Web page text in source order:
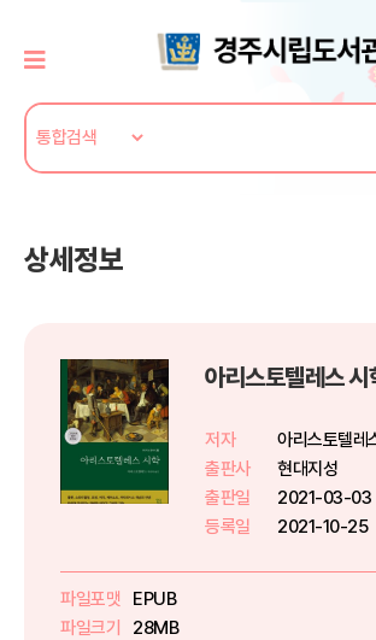
상세정보
아리스토텔레스 시
저자
아리스토텔레
출판사
현대지성
출판일
2021-03-03
등록일
2021-10-25
파일포맷
EPUB
파일크기
28MB